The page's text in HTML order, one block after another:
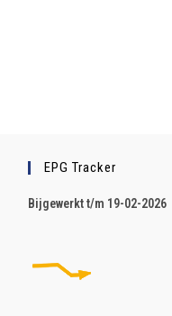
EPG Tracker
Bijgewerkt t/m 19-02-2026